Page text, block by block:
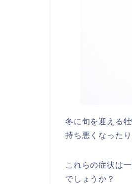
冬に旬を迎える
持ち悪くなった
これらの症状は
でしょうか？